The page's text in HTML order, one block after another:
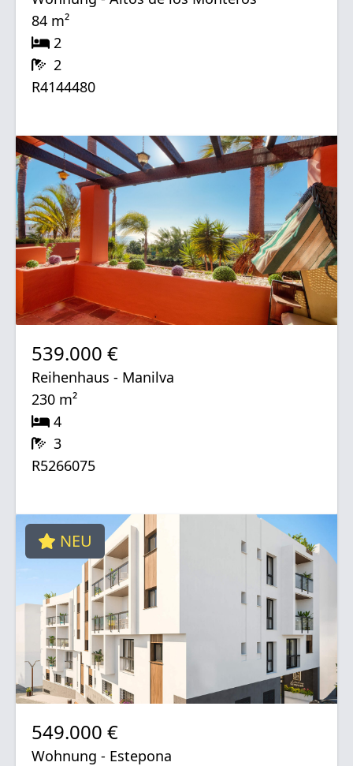
84 m²
2
2
R4144480
539.000 €
Reihenhaus - Manilva
230 m²
4
3
R5266075
NEU
549.000 €
Wohnung - Estepona